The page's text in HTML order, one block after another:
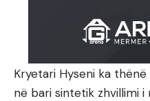
Kryetari Hyseni ka
në bari sintetik zhvillimi i